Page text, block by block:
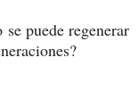
regenerar